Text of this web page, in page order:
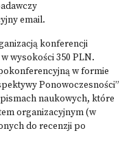
email.
konferencji
w wysokości 350 PLN.
w formie
Ponowoczesności”
naukowych, które
organizacyjnym (w
do recenzji po